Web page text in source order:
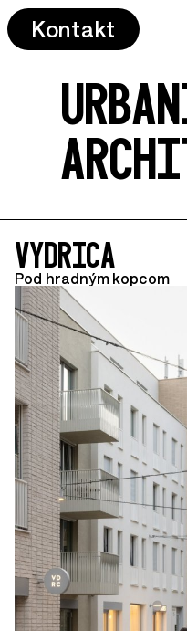
Kontakt
VYDRICA
Pod hradným kopcom